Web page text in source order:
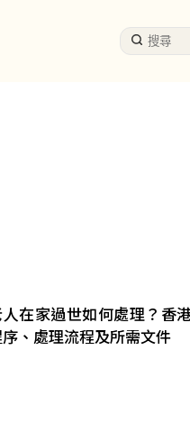
人在家過世如何處理？香
、處理流程及所需文件